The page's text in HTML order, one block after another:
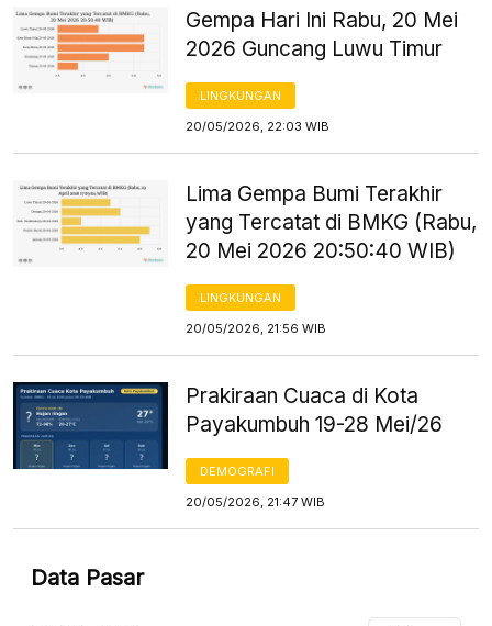
Gempa Hari Ini Rabu, 20 Mei
2026 Guncang Luwu Timur
LINGKUNGAN
20/05/2026, 22:03 WIB
Lima Gempa Bumi Terakhir
yang Tercatat di BMKG (Rabu,
20 Mei 2026 20:50:40 WIB)
LINGKUNGAN
20/05/2026, 21:56 WIB
Prakiraan Cuaca di Kota
Payakumbuh 19-28 Mei/26
DEMOGRAFI
20/05/2026, 21:47 WIB
Data Pasar